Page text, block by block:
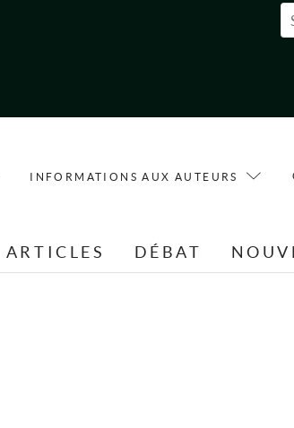
INFORMATIONS AUX AUTEURS
ARTICLES DÉBAT